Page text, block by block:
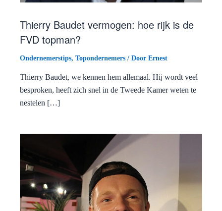
Thierry Baudet vermogen: hoe rijk is de
FVD topman?
Ondernemerstips, Topondernemers / Door Ernest
Thierry Baudet, we kennen hem allemaal. Hij wordt veel
besproken, heeft zich snel in de Tweede Kamer weten te
nestelen […]